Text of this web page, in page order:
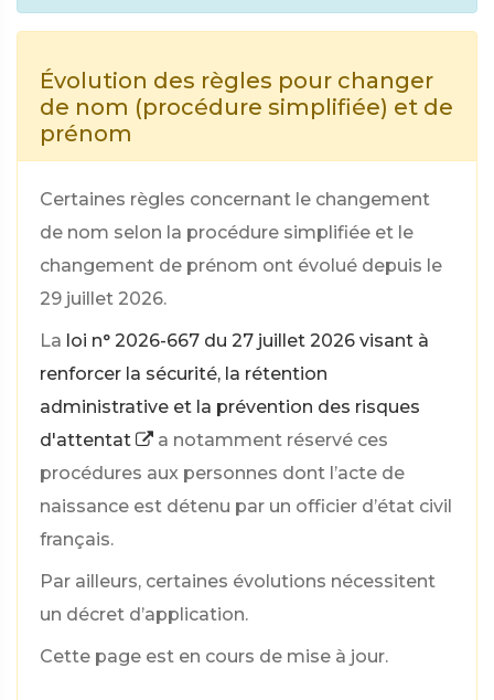
Évolution des règles pour changer
de nom (procédure simplifiée) et de
prénom
Certaines règles concernant le changement
de nom selon la procédure simplifiée et le
changement de prénom ont évolué depuis le
29 juillet 2026.
La loi n° 2026-667 du 27 juillet 2026 visant à
renforcer la sécurité, la rétention
administrative et la prévention des risques
d'attentat
a notamment réservé ces
procédures aux personnes dont l’acte de
naissance est détenu par un officier d’état civil
français.
Par ailleurs, certaines évolutions nécessitent
un décret d’application.
Cette page est en cours de mise à jour.